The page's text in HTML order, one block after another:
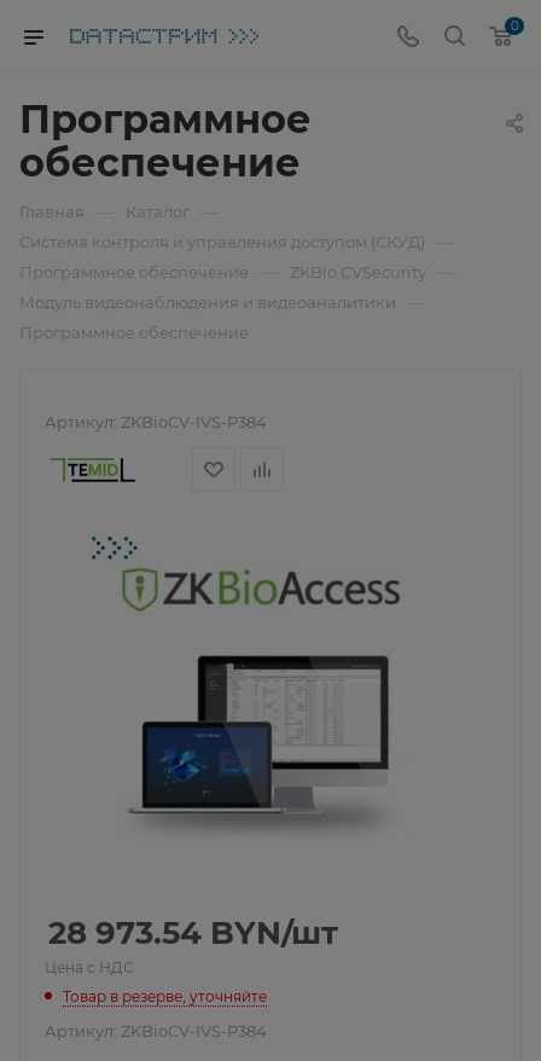
0
Программное
обеспечение
Главная Каталог
Система контроля и управления доступом (СКУД)
Программное обеспечение ZKBio CVSecurity
Модуль видеонаблюдения и видеоаналитики
Программное обеспечение
Артикул: ZKBioCV-IVS-P384
28 973.54 BYN/шт
Цена с НДС
Товар в резерве, уточняйте
Артикул: ZKBioCV-IVS-P384